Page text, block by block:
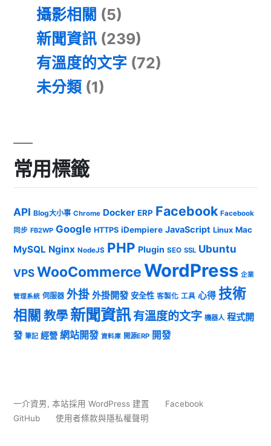
攝影相關 (5)
新聞資訊 (239)
有溫度的文字 (72)
未分類 (1)
常用標籤
API Blog大小事 Chrome Docker ERP Facebook Facebook
同步 FB2WP Google HTTPS iDempiere JavaScript Linux Mac
MySQL Nginx NodeJS PHP Plugin SEO SSL Ubuntu
VPSWooCommerceWordPress 企業
管理系統 伺服器 外掛 外掛開發 安全性 客製化 工具 心得 技術
相關 教學 新聞資訊有溫度的文字 機器人 程式開
發 筆記 經營 網站開發 資料庫 開源ERP 開發
一介資男, 本站採用 WordPress 建置
Facebook
GitHub
使用者條款與隱私權聲明